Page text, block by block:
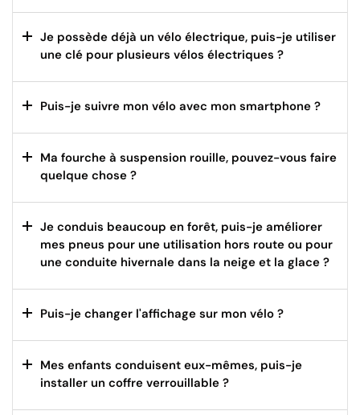
Je possède déjà un vélo électrique, puis-je utiliser
une clé pour plusieurs vélos électriques ?
Puis-je suivre mon vélo avec mon smartphone ?
Ma fourche à suspension rouille, pouvez-vous faire
quelque chose ?
Je conduis beaucoup en forêt, puis-je améliorer
mes pneus pour une utilisation hors route ou pour
une conduite hivernale dans la neige et la glace ?
Puis-je changer l'affichage sur mon vélo ?
Mes enfants conduisent eux-mêmes, puis-je
installer un coffre verrouillable ?